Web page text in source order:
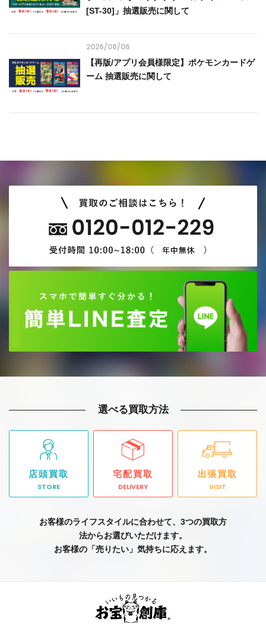
[ST-30]」抽選販売に関して
2026/08/06
【再版/アプリ会員様限定】ポケモンカードゲ
ーム 抽選販売に関して
選べる買取方法
店頭買取
STORE
宅配買取
DELIVERY
出張買取
VISIT
お客様のライフスタイルに合わせて、3つの買取方
法からお選びいただけます。
お客様の「売りたい」気持ちに応えます。